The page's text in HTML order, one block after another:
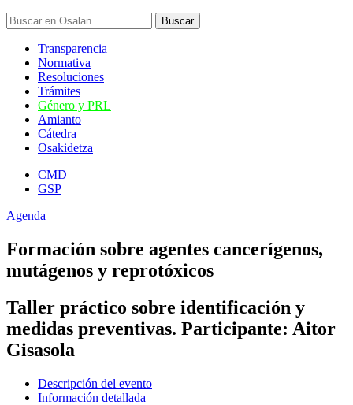
Transparencia
Normativa
Resoluciones
Trámites
Género y PRL
Amianto
Cátedra
Osakidetza
CMD
GSP
Agenda
Formación sobre agentes cancerígenos,
mutágenos y reprotóxicos
Taller práctico sobre identificación y
medidas preventivas. Participante: Aitor
Gisasola
Descripción del evento
Información detallada